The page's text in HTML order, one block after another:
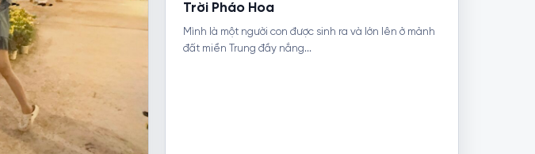
Trời Pháo Hoa
Mình là một người con được sinh ra và lớn lên ở mảnh
đất miền Trung đầy nắng...